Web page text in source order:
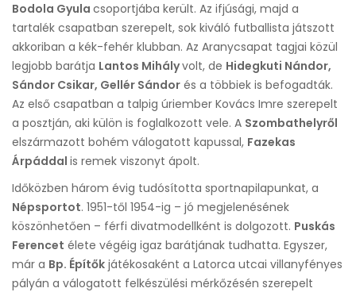
Bodola Gyula csoportjába került. Az ifjúsági, majd a
tartalék csapatban szerepelt, sok kiváló futballista játszott
akkoriban a kék-fehér klubban. Az Aranycsapat tagjai közül
legjobb barátja Lantos Mihályvolt, de Hidegkuti Nándor,
Sándor Csikar, Gellér Sándor és a többiek is befogadták.
Az első csapatban a talpig úriember Kovács Imre szerepelt
a posztján, aki külön is foglalkozott vele. A Szombathelyről
elszármazott bohém válogatott kapussal, Fazekas
Árpáddal is remek viszonyt ápolt.
Időközben három évig tudósította sportnapilapunkat, a
Népsportot. 1951-től 1954-ig – jó megjelenésének
köszönhetően – férfi divatmodellként is dolgozott. Puskás
Ferencet élete végéig igaz barátjának tudhatta. Egyszer,
már a Bp. Építők játékosaként a Latorca utcai villanyfényes
pályán a válogatott felkészülési mérkőzésén szerepelt